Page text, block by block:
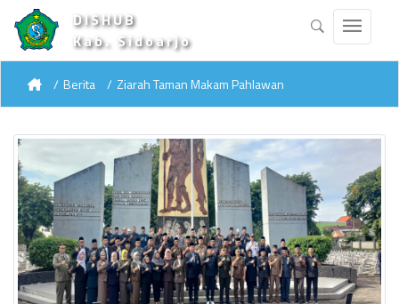
DISHUB
Kab. Sidoarjo
Berita Ziarah Taman Makam Pahlawan